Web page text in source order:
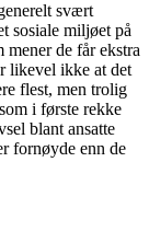
svært
sosiale miljøet på
mener de får ekstra
likevel ikke at det
flest, men trolig
i første rekke
blant ansatte
fornøyde enn de